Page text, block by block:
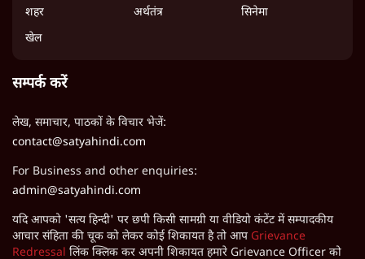
शहर
अर्थतंत्र
सिनेमा
खेल
सम्पर्क करें
लेख, समाचार, पाठकों के विचार भेजें:
contact@satyahindi.com
For Business and other enquiries:
admin@satyahindi.com
यदि आपको 'सत्य हिन्दी' पर छपी किसी सामग्री या वीडियो कंटेंट में सम्पादकीय
आचार संहिता की चूक को लेकर कोई शिकायत है तो आप Grievance
Redressal लिंक क्लिक कर अपनी शिकायत हमारे Grievance Officer को